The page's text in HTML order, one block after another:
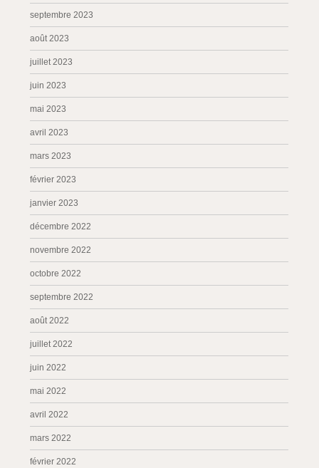
septembre 2023
août 2023
juillet 2023
juin 2023
mai 2023
avril 2023
mars 2023
février 2023
janvier 2023
décembre 2022
novembre 2022
octobre 2022
septembre 2022
août 2022
juillet 2022
juin 2022
mai 2022
avril 2022
mars 2022
février 2022